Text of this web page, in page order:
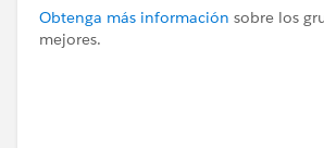
Obtenga más información sobre los
mejores.